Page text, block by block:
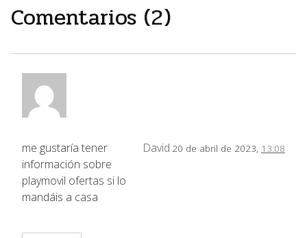
Comentarios (2)
David 20 de abril de 2023, 13:08
me gustaría tener
información sobre
playmovil ofertas si lo
mandáis a casa